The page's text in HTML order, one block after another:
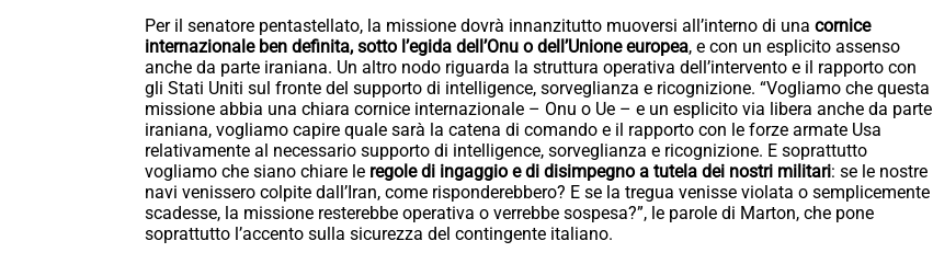
Per il senatore pentastellato, la missione dovrà innanzitutto muoversi all’interno di una cornice
internazionale ben definita, sotto l’egida dell’Onu o dell’Unione europea, e con un esplicito assenso
anche da parte iraniana. Un altro nodo riguarda la struttura operativa dell’intervento e il rapporto con
gli Stati Uniti sul fronte del supporto di intelligence, sorveglianza e ricognizione. “Vogliamo che questa
missione abbia una chiara cornice internazionale – Onu o Ue – e un esplicito via libera anche da parte
iraniana, vogliamo capire quale sarà la catena di comando e il rapporto con le forze armate Usa
relativamente al necessario supporto di intelligence, sorveglianza e ricognizione. E soprattutto
vogliamo che siano chiare le regole di ingaggio e di disimpegno a tutela dei nostri militari: se le nostre
navi venissero colpite dall’Iran, come risponderebbero? E se la tregua venisse violata o semplicemente
scadesse, la missione resterebbe operativa o verrebbe sospesa?”, le parole di Marton, che pone
soprattutto l’accento sulla sicurezza del contingente italiano.